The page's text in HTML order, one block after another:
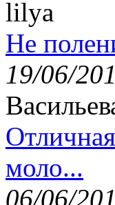
lilya
Не
19/06/
моло...
06/06/